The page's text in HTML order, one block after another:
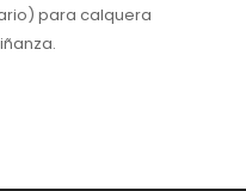
para calquera